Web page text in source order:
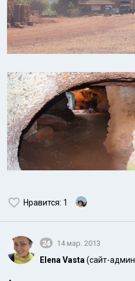
Нравится: 1
24 14 мар. 2013
Elena Vasta (сайт-